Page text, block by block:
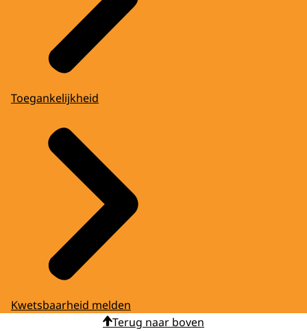
Toegankelijkheid
Kwetsbaarheid melden
Terug naar boven